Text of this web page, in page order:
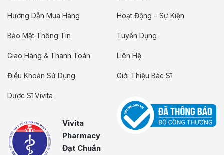
Hướng Dẫn Mua Hàng
Bảo Mật Thông Tin
Giao Hàng & Thanh Toán
Điều Khoản Sử Dụng
Dược Sĩ Vivita
Vivita
Pharmacy
Đạt Chuẩn
Hoạt Động – Sự Kiện
Tuyển Dụng
Liên Hệ
Giới Thiệu Bác Sĩ